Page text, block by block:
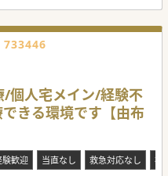
さいませ。
733446
/個人宅メイン/経験不
きる環境です【由布
験歓迎 当直なし 救急対応なし 複